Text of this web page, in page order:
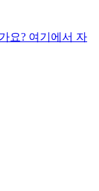
요? 여기에서 자